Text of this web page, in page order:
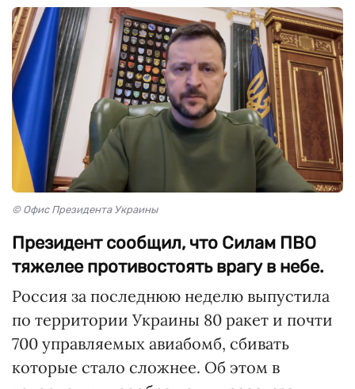
© Офис Президента Украины
Президент сообщил, что Силам ПВО
тяжелее противостоять врагу в небе.
Россия за последнюю неделю выпустила
по территории Украины 80 ракет и почти
700 управляемых авиабомб, сбивать
которые стало сложнее. Об этом в